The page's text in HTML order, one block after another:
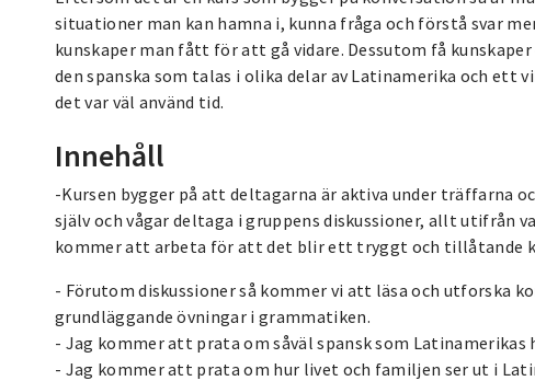
situationer man kan hamna i, kunna fråga och förstå svar
kunskaper man fått för att gå vidare. Dessutom få
den spanska som talas i olika delar av Latinamerika och
det var väl använd tid.
Innehåll
-Kursen bygger på att deltagarna är aktiva under träffarna
själv och vågar deltaga i gruppens diskussioner, allt utifrån
kommer att arbeta för att det blir ett tryggt och tillåtande
- Förutom diskussioner så kommer vi att läsa och utforska
grundläggande övningar i grammatiken.
- Jag kommer att prata om såväl spansk som Latinamerikas
- Jag kommer att prata om hur livet och familjen ser ut i